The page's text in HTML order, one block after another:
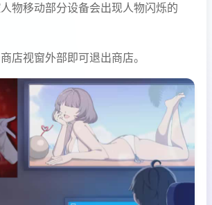
物移动部分设备会出现人物闪烁的
店视窗外部即可退出商店。